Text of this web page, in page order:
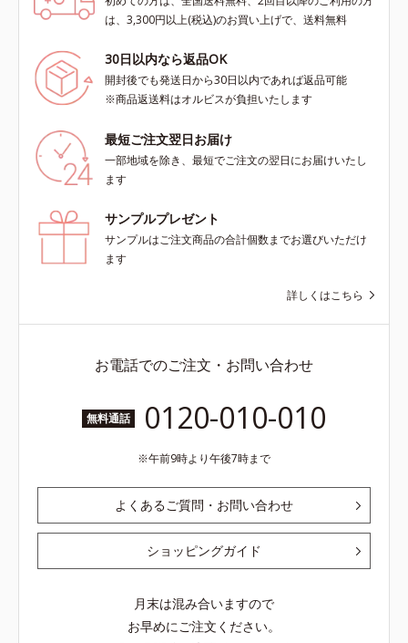
は、3,300円以上(税込)のお買い上げで、送料無料
30日以内なら返品OK
開封後でも発送日から30日以内であれば返品可能
※商品返送料はオルビスが負担いたします
最短ご注文翌日お届け
一部地域を除き、最短でご注文の翌日にお届けいたし
ます
サンプルプレゼント
サンプルはご注文商品の合計個数までお選びいただけ
ます
詳しくはこちら
お電話でのご注文・お問い合わせ
無料通話 0120-010-010
午前9時より午後7時まで
よくあるご質問・お問い合わせ
ショッピングガイド
月末は混み合いますので
お早めにご注文ください。